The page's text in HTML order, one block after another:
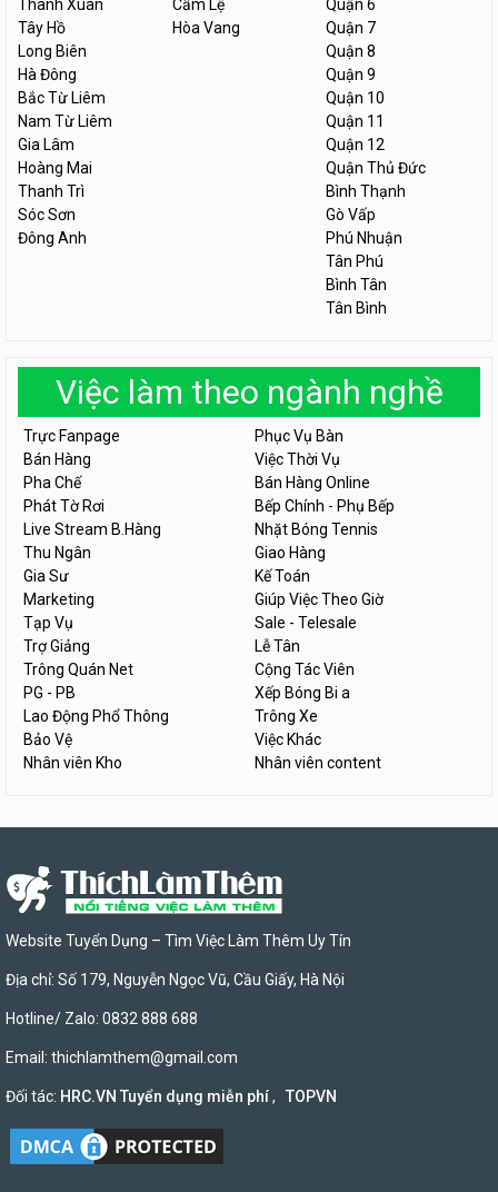
Thanh Xuân
Tây Hồ
Long Biên
Hà Đông
Bắc Từ Liêm
Nam Từ Liêm
Gia Lâm
Hoàng Mai
Thanh Trì
Sóc Sơn
Đông Anh
Cẩm Lệ
Hòa Vang
Quận 6
Quận 7
Quận 8
Quận 9
Quận 10
Quận 11
Quận 12
Quận Thủ Đức
Bình Thạnh
Gò Vấp
Phú Nhuận
Tân Phú
Bình Tân
Tân Bình
Việc làm theo ngành nghề
Trực Fanpage
Phục Vụ Bàn
Bán Hàng
Việc Thời Vụ
Pha Chế
Bán Hàng Online
Phát Tờ Rơi
Bếp Chính - Phụ Bếp
Live Stream B.Hàng
Nhặt Bóng Tennis
Thu Ngân
Giao Hàng
Gia Sư
Kế Toán
Marketing
Giúp Việc Theo Giờ
Tạp Vụ
Sale - Telesale
Trợ Giảng
Lễ Tân
Trông Quán Net
Cộng Tác Viên
PG - PB
Xếp Bóng Bi a
Lao Động Phổ Thông
Trông Xe
Bảo Vệ
Việc Khác
Nhân viên Kho
Nhân viên content
Website Tuyển Dụng – Tìm Việc Làm Thêm Uy Tín
Địa chỉ: Số 179, Nguyễn Ngọc Vũ, Cầu Giấy, Hà Nội
Hotline/ Zalo: 0832 888 688
Email: thichlamthem@gmail.com
Đối tác: HRC.VN Tuyển dụng miễn phí, TOPVN